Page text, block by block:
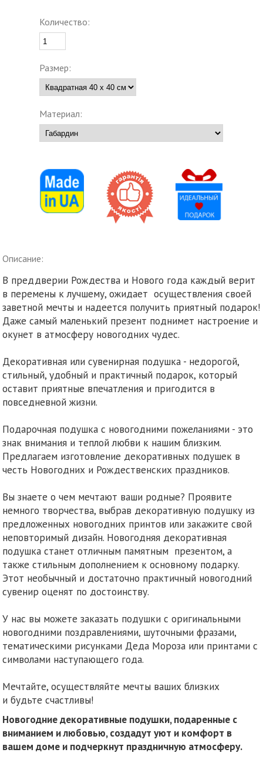
Количество:
Размер:
Материал:
Описание:
В преддверии Рождества и Нового года каждый верит
в перемены к лучшему, ожидает осуществления своей
заветной мечты и надеется получить приятный подарок!
Даже самый маленький презент поднимет настроение и
окунет в атмосферу новогодних чудес.
Декоративная или сувенирная подушка - недорогой,
стильный, удобный и практичный подарок, который
оставит приятные впечатления и пригодится в
повседневной жизни.
Подарочная подушка с новогодними пожеланиями - это
знак внимания и теплой любви к нашим близким.
Предлагаем изготовление декоративных подушек в
честь Новогодних и Рождественских праздников.
Вы знаете о чем мечтают ваши родные? Проявите
немного творчества, выбрав декоративную подушку из
предложенных новогодних принтов или закажите свой
неповторимый дизайн. Новогодняя декоративная
подушка станет отличным памятным презентом, а
также стильным дополнением к основному подарку.
Этот необычный и достаточно практичный новогодний
сувенир оценят по достоинству.
У нас вы можете заказать подушки с оригинальными
новогодними поздравлениями, шуточными фразами,
тематическими рисунками Деда Мороза или принтами с
символами наступающего года.
Мечтайте, осуществляйте мечты ваших близких
и будьте счастливы!
Новогодние декоративные подушки, подаренные с
вниманием и любовью, создадут уют и комфорт в
вашем доме и подчеркнут праздничную атмосферу.